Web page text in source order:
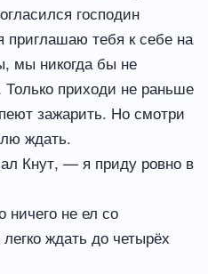
господин
тебя к себе на
мы никогда бы не
Только приходи не раньше
зажарить. Но смотри
ждать.
Кнут, — я приду ровно в
не ел со
ждать до четырёх